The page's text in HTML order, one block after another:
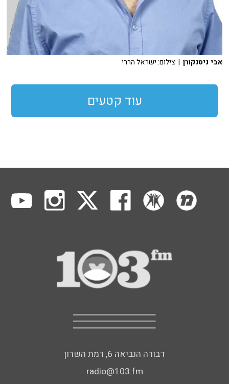
אבי ניסנקורן | צילום: ישראל הררי
עוד קטעים
דבורה הנביאה 6, רמת השרון
radio@103.fm